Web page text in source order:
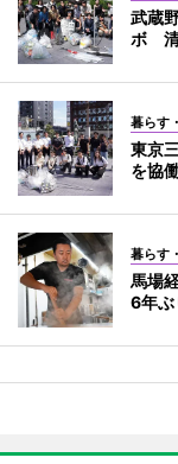
武蔵
ボ 清
暮らす
東京
を協
暮らす
馬場
6年ぶ